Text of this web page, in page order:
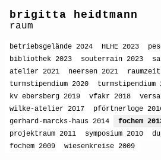
brigitta heidtmann
raum
betriebsgelände 2024 HLHE 2023
bibliothek 2023
souterrain 2023
atelier 2021
neersen 2021
turmstipendium 2020
turmstipendium
kv ebersberg 2019
vfakr 2018
wilke-atelier 2017
pförtnerloge
gerhard-marcks-haus 2014
fochem
projektraum 2011
symposium 2010
fochem 2009
wiesenkreise 2009